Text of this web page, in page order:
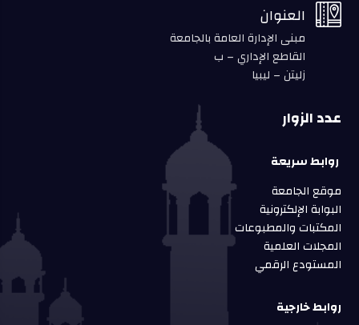
 العنوان
مبنى الإدارة العامة بالجامعة
القاطع الإداري – ب
زليتن – ليبيا
عدد الزوار
روابط سريعة
موقع الجامعة
البوابة الإلكترونية
المكتبات والمطبوعات
المجلات العلمية
المستودع الرقمي
روابط خارجية